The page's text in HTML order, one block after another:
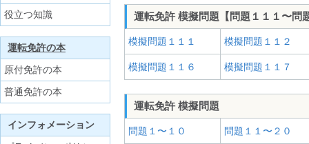
運転免許 模擬問題【問題１１１〜問
模擬問題１１１ 模擬問題１１２
模擬問題１１６ 模擬問題１１７
運転免許 模擬問題
問題１〜１０ 問題１１〜２０
役立つ知識
運転免許の本
原付免許の本
普通免許の本
インフォメーション